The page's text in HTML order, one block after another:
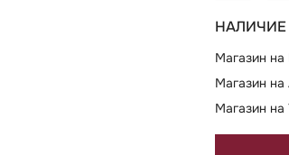
НАЛИЧИЕ
Магазин на
Магазин на
Магазин на